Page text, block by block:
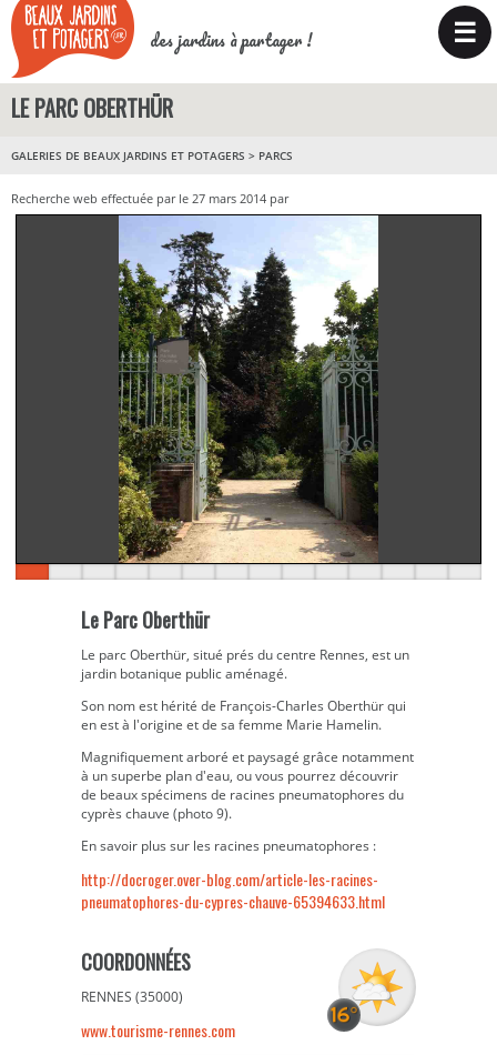
des jardins à partager ! ☰
LE PARC OBERTHÜR
GALERIES DE BEAUX JARDINS ET POTAGERS > PARCS
Recherche web effectuée par le 27 mars 2014 par
Le Parc Oberthür
Le parc Oberthür, situé prés du centre Rennes, est un
jardin botanique public aménagé.
Son nom est hérité de François-Charles Oberthür qui
en est à l'origine et de sa femme Marie Hamelin.
Magnifiquement arboré et paysagé grâce notamment
à un superbe plan d'eau, ou vous pourrez découvrir
de beaux spécimens de racines pneumatophores du
cyprès chauve (photo 9).
En savoir plus sur les racines pneumatophores :
http://docroger.over-blog.com/article-les-racines-
pneumatophores-du-cypres-chauve-65394633.html
COORDONNÉES
RENNES (35000)
www.tourisme-rennes.com